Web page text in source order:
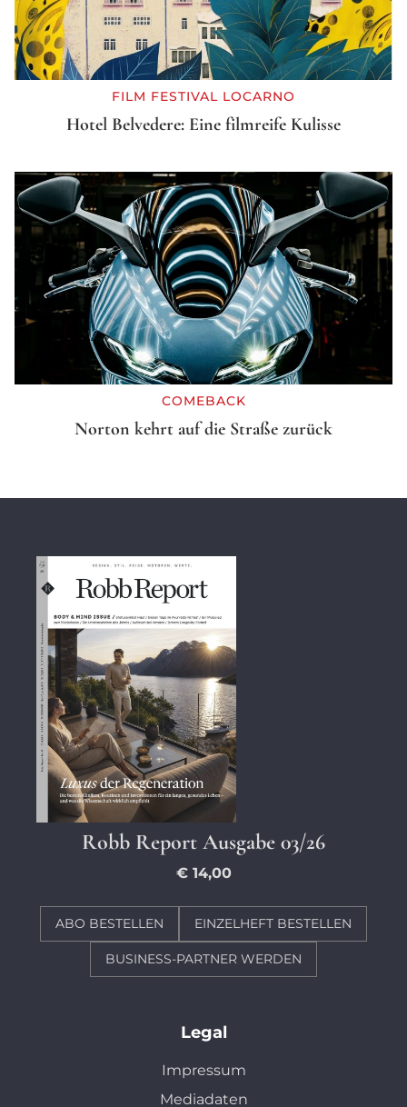
FILM FESTIVAL LOCARNO
Hotel Belvedere: Eine filmreife Kulisse
COMEBACK
Norton kehrt auf die Straße zurück
Robb Report Ausgabe 03/26
€ 14,00
ABO BESTELLEN EINZELHEFT BESTELLEN
BUSINESS-PARTNER WERDEN
Legal
Impressum
Mediadaten